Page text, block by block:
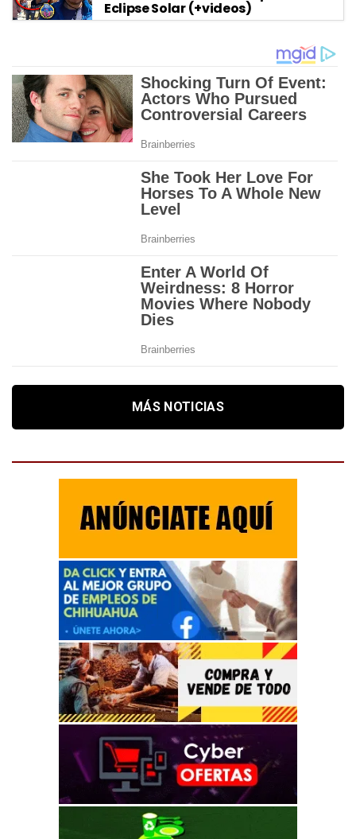
Eclipse Solar (+videos)
MÁS NOTICIAS